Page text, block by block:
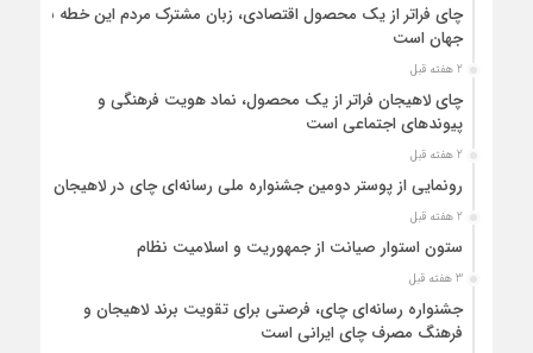
چای فراتر از یک محصول اقتصادی، زبان مشترک مردم این خطه با
جهان است
2 هفته قبل
چای لاهیجان فراتر از یک محصول، نماد هویت فرهنگی و
پیوندهای اجتماعی است
2 هفته قبل
رونمایی از پوستر دومین جشنواره ملی رسانه‌ای چای در لاهیجان
2 هفته قبل
ستون استوار صیانت از جمهوریت و اسلامیت نظام
3 هفته قبل
جشنواره رسانه‌ای چای، فرصتی برای تقویت برند لاهیجان و
فرهنگ مصرف چای ایرانی است